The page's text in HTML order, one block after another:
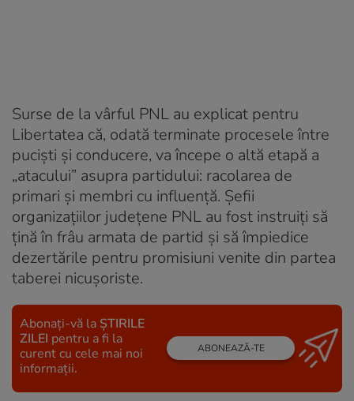
Surse de la vârful PNL au explicat pentru
Libertatea că, odată terminate procesele între
puciști și conducere, va începe o altă etapă a
„atacului” asupra partidului: racolarea de
primari și membri cu influență. Șefii
organizațiilor județene PNL au fost instruiți să
țină în frâu armata de partid și să împiedice
dezertările pentru promisiuni venite din partea
taberei nicușoriste.
Abonați-vă la ȘTIRILE
ZILEI pentru a fi la
curent cu cele mai noi
informații.
ABONEAZĂ-TE